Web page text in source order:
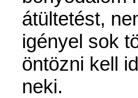
átültetést,
igényel sok
öntözni kell
neki.